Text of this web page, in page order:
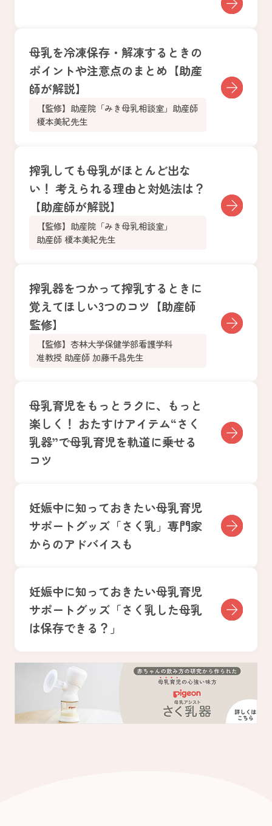
母乳を冷凍保存・解凍するときの
ポイントや注意点のまとめ【助産
師が解説】
【監修】助産院「みき母乳相談室」助産師
榎本美紀先生
搾乳しても母乳がほとんど出な
い！ 考えられる理由と対処法は？
【助産師が解説】
【監修】助産院「みき母乳相談室」
助産師 榎本美紀先生
搾乳器をつかって搾乳するときに
覚えてほしい3つのコツ【助産師
監修】
【監修】杏林大学保健学部看護学科
准教授 助産師 加藤千晶先生
母乳育児をもっとラクに、もっと
楽しく！ おたすけアイテム“さく
乳器”で母乳育児を軌道に乗せる
コツ
妊娠中に知っておきたい母乳育児
サポートグッズ「さく乳」専門家
からのアドバイスも
妊娠中に知っておきたい母乳育児
サポートグッズ「さく乳した母乳
は保存できる？」